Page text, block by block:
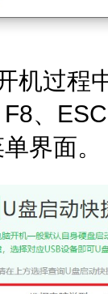
机过程
、
界面。